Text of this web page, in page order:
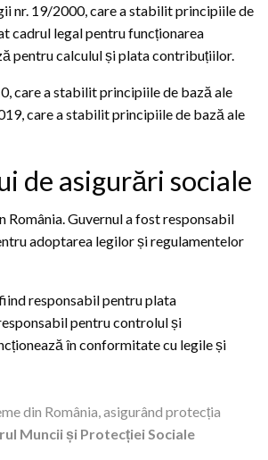
nr. 19/2000, care a stabilit principiile de
cadrul legal pentru funcționarea
pentru calculul și plata contribuțiilor.
care a stabilit principiile de bază ale
care a stabilit principiile de bază ale
de asigurări sociale
România. Guvernul a fost responsabil
adoptarea legilor și regulamentelor
responsabil pentru plata
pentru controlul și
în conformitate cu legile și
din România, asigurând protecția
Muncii și Protecției Sociale